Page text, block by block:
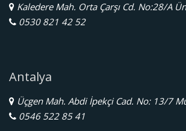
Kaledere Mah. Orta Çarşı Cd. No:28/A
0530 821 42 52
Antalya
Üçgen Mah. Abdi İpekçi Cad. No: 13/7
0546 522 85 41